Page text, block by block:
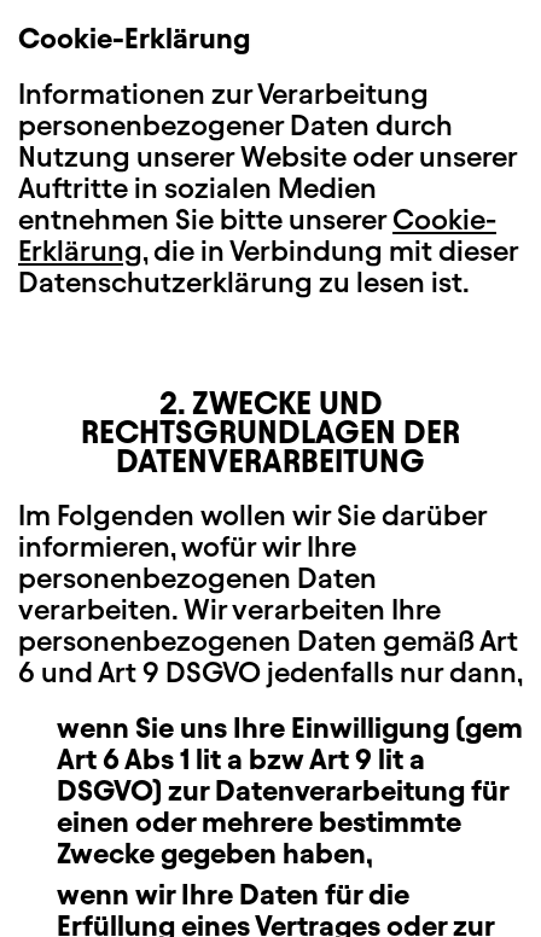
Cookie-Erklärung
Informationen zur Verarbeitung
personenbezogener Daten durch
Nutzung unserer Website oder unserer
Auftritte in sozialen Medien
entnehmen Sie bitte unsererCookie-
Erklärung, die in Verbindung mit dieser
Datenschutzerklärung zu lesen ist.
2. ZWECKE UND
RECHTSGRUNDLAGEN DER
DATENVERARBEITUNG
Im Folgenden wollen wir Sie darüber
informieren, wofür wir Ihre
personenbezogenen Daten
verarbeiten. Wir verarbeiten Ihre
personenbezogenen Daten gemäß Art
6 und Art 9 DSGVO jedenfalls nur dann,
wenn Sie uns Ihre Einwilligung (gem
Art 6 Abs 1 lit a bzw Art 9 lit a
DSGVO) zur Datenverarbeitung für
einen oder mehrere bestimmte
Zwecke gegeben haben,
wenn wir Ihre Daten für die
Erfüllung eines Vertrages oder zur